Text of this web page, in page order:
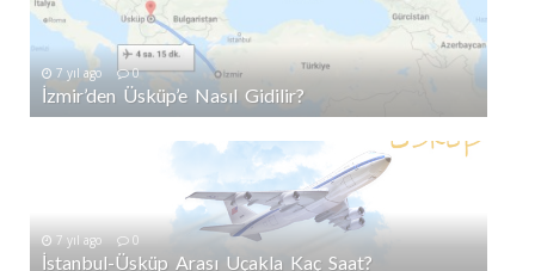
7 yıl ago 0
İzmir’den Üsküp’e Nasıl Gidilir?
7 yıl ago 0
İstanbul-Üsküp Arası Uçakla Kaç Saat?